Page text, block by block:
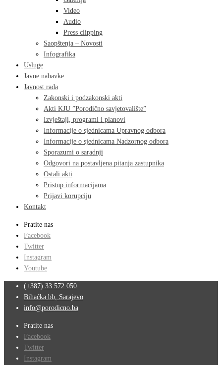
Video
Audio
Press clipping
Saopštenja – Novosti
Infografika
Usluge
Javne nabavke
Javnost rada
Zakonski i podzakonski akti
Akti KJU ”Porodično savjetovalište”
Izvještaji, programi i planovi
Informacije o sjednicama Upravnog odbora
Informacije o sjednicama Nadzornog odbora
Sporazumi o saradnji
Odgovori na postavljena pitanja zastupnika
Ostali akti
Pristup informacijama
Prijavi korupciju
Kontakt
Pratite nas
Facebook
Twitter
Instagram
Youtube
(+387) 33 572 050
Bihaćka bb, Sarajevo
info@porodicno.ba
Pratite nas
Facebook
Twitter
Instagram